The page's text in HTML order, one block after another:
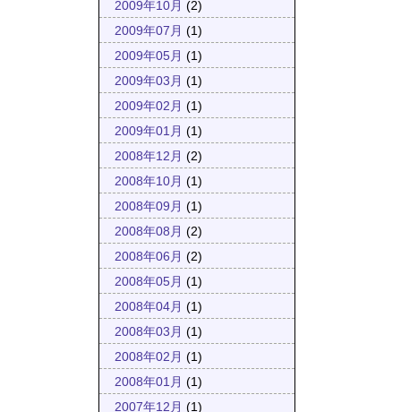
2009年10月 (2)
2009年07月 (1)
2009年05月 (1)
2009年03月 (1)
2009年02月 (1)
2009年01月 (1)
2008年12月 (2)
2008年10月 (1)
2008年09月 (1)
2008年08月 (2)
2008年06月 (2)
2008年05月 (1)
2008年04月 (1)
2008年03月 (1)
2008年02月 (1)
2008年01月 (1)
2007年12月 (1)